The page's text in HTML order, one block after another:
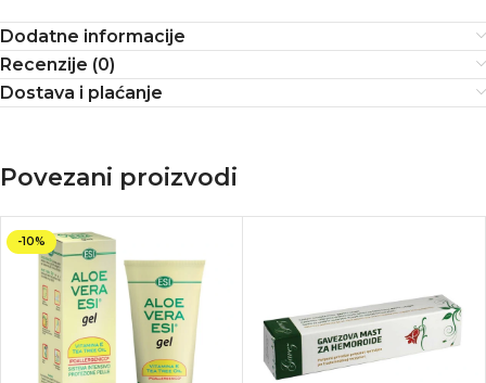
Dodatne informacije
Recenzije (0)
Dostava i plaćanje
Povezani proizvodi
-10%